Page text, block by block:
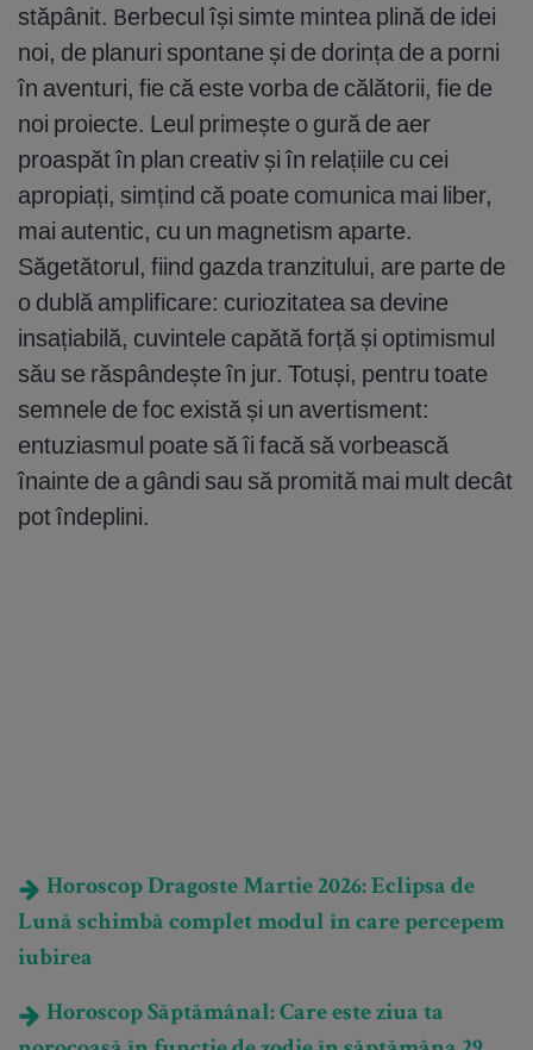
stăpânit. Berbecul își simte mintea plină de idei
noi, de planuri spontane și de dorința de a porni
în aventuri, fie că este vorba de călătorii, fie de
noi proiecte. Leul primește o gură de aer
proaspăt în plan creativ și în relațiile cu cei
apropiați, simțind că poate comunica mai liber,
mai autentic, cu un magnetism aparte.
Săgetătorul, fiind gazda tranzitului, are parte de
o dublă amplificare: curiozitatea sa devine
insațiabilă, cuvintele capătă forță și optimismul
său se răspândește în jur. Totuși, pentru toate
semnele de foc există și un avertisment:
entuziasmul poate să îi facă să vorbească
înainte de a gândi sau să promită mai mult decât
pot îndeplini.
Horoscop Dragoste Martie 2026: Eclipsa de
Lună schimbă complet modul în care percepem
iubirea
Horoscop Săptămânal: Care este ziua ta